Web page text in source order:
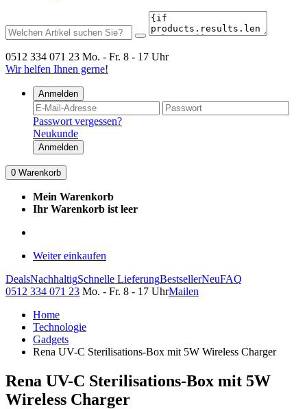
0512 334 071 23 Mo. - Fr. 8 - 17 Uhr
Wir helfen Ihnen gerne!
Anmelden
Passwort vergessen?
Neukunde
Anmelden
0 Warenkorb
Mein Warenkorb
Ihr Warenkorb ist leer
Weiter einkaufen
DealsNachhaltigSchnelle LieferungBestsellerNeuFAQ
0512 334 071 23 Mo. - Fr. 8 - 17 UhrMailen
Home
Technologie
Gadgets
Rena UV-C Sterilisations-Box mit 5W Wireless Charger
Rena UV-C Sterilisations-Box mit 5W
Wireless Charger